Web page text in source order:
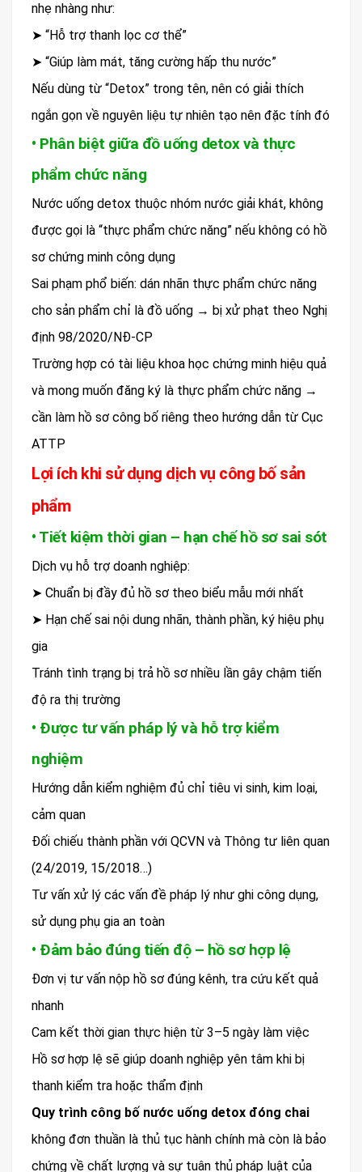
nhẹ nhàng như:
➤ “Hỗ trợ thanh lọc cơ thể”
➤ “Giúp làm mát, tăng cường hấp thu nước”
Nếu dùng từ “Detox” trong tên, nên có giải thích
ngắn gọn về nguyên liệu tự nhiên tạo nên đặc tính đó
• Phân biệt giữa đồ uống detox và thực
phẩm chức năng
Nước uống detox thuộc nhóm nước giải khát, không
được gọi là “thực phẩm chức năng” nếu không có hồ
sơ chứng minh công dụng
Sai phạm phổ biến: dán nhãn thực phẩm chức năng
cho sản phẩm chỉ là đồ uống → bị xử phạt theo Nghị
định 98/2020/NĐ-CP
Trường hợp có tài liệu khoa học chứng minh hiệu quả
và mong muốn đăng ký là thực phẩm chức năng →
cần làm hồ sơ công bố riêng theo hướng dẫn từ Cục
ATTP
Lợi ích khi sử dụng dịch vụ công bố sản
phẩm
• Tiết kiệm thời gian – hạn chế hồ sơ sai sót
Dịch vụ hỗ trợ doanh nghiệp:
➤ Chuẩn bị đầy đủ hồ sơ theo biểu mẫu mới nhất
➤ Hạn chế sai nội dung nhãn, thành phần, ký hiệu phụ
gia
Tránh tình trạng bị trả hồ sơ nhiều lần gây chậm tiến
độ ra thị trường
• Được tư vấn pháp lý và hỗ trợ kiểm
nghiệm
Hướng dẫn kiểm nghiệm đủ chỉ tiêu vi sinh, kim loại,
cảm quan
Đối chiếu thành phần với QCVN và Thông tư liên quan
(24/2019, 15/2018…)
Tư vấn xử lý các vấn đề pháp lý như ghi công dụng,
sử dụng phụ gia an toàn
• Đảm bảo đúng tiến độ – hồ sơ hợp lệ
Đơn vị tư vấn nộp hồ sơ đúng kênh, tra cứu kết quả
nhanh
Cam kết thời gian thực hiện từ 3–5 ngày làm việc
Hồ sơ hợp lệ sẽ giúp doanh nghiệp yên tâm khi bị
thanh kiểm tra hoặc thẩm định
Quy trình công bố nước uống detox đóng chai
không đơn thuần là thủ tục hành chính mà còn là bảo
chứng về chất lượng và sự tuân thủ pháp luật của